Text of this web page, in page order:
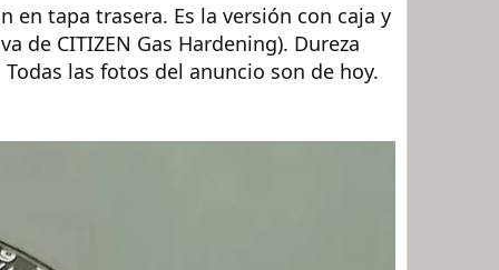
en tapa trasera. Es la versión con caja y
de CITIZEN Gas Hardening). Dureza
las fotos del anuncio son de hoy.